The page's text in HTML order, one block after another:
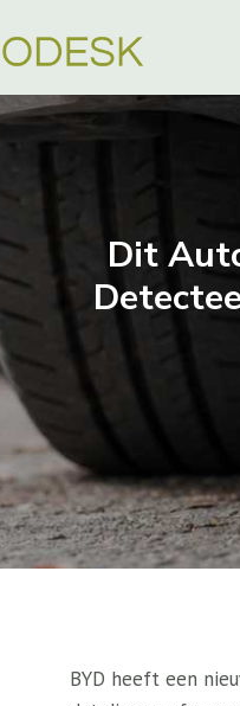
Dit
BYD heeft een